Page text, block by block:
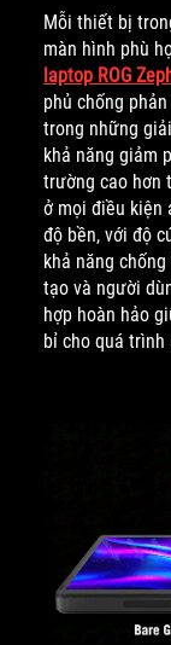
Mỗi thiết bị
màn hình phù
laptop ROG
phủ chống
trong những
khả năng giảm
trường cao hơn
ở mọi điều kiện
độ bền, với độ
khả năng
tạo và người
hợp hoàn hảo
bỉ cho quá trình